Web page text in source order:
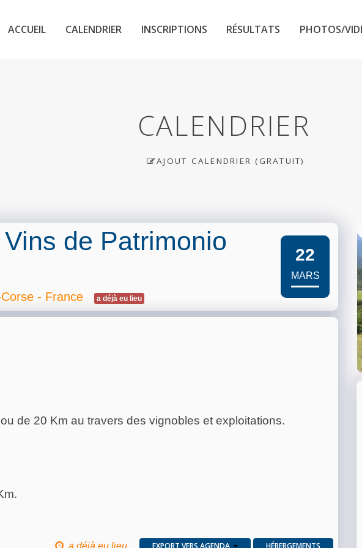
ACCUEIL CALENDRIER INSCRIPTIONS RÉSULTATS PHOTOS/
CALENDRIER
AJOUT CALENDRIER (GRATUIT)
de Patrimonio
- France a déjà eu lieu
22
MARS
de 20 Km au travers des vignobles et exploitations.
a déjà eu lieu